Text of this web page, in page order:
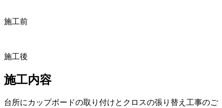
施工前
施工後
施工内容
台所にカップボードの取り付けとクロスの張り替え工事のご